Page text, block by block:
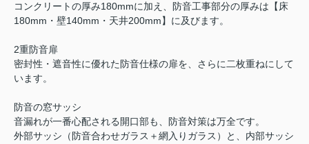
コンクリートの厚み180mmに加え、防音工事部分の厚みは【床
180mm・壁140mm・天井200mm】に及びます。
2重防音扉
密封性・遮音性に優れた防音仕様の扉を、さらに二枚重ねにして
います。
防音の窓サッシ
音漏れが一番心配される開口部も、防音対策は万全です。
外部サッシ（防音合わせガラス＋網入りガラス）と、内部サッシ